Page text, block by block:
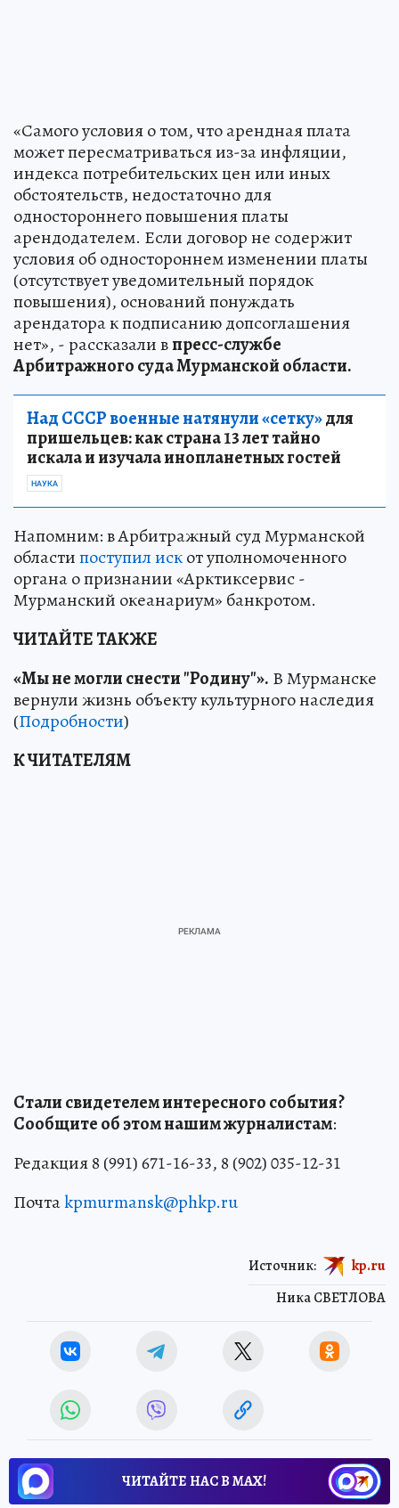
«Самого условия о том, что арендная плата
может пересматриваться из-за инфляции,
индекса потребительских цен или иных
обстоятельств, недостаточно для
одностороннего повышения платы
арендодателем. Если договор не содержит
условия об одностороннем изменении платы
(отсутствует уведомительный порядок
повышения), оснований понуждать
арендатора к подписанию допсоглашения
нет», - рассказали впресс-службе
Арбитражного суда Мурманской области.
Над СССР военные натянули «сетку»для
пришельцев: как страна 13 лет тайно
искала и изучала инопланетных гостей
НАУКА
Напомним: в Арбитражный суд Мурманской
областипоступил искот уполномоченного
органа о признании «Арктиксервис -
Мурманский океанариум» банкротом.
ЧИТАЙТЕ ТАКЖЕ
«Мы не могли снести "Родину"». В Мурманске
вернули жизнь объекту культурного наследия
(Подробности)
К ЧИТАТЕЛЯМ
Стали свидетелем интересного события?
Сообщите об этом нашим журналистам:
Редакция 8 (991) 671-16-33, 8 (902) 035-12-31
Почтаkpmurmansk@phkp.ru
Ника СВЕТЛОВА
Источник: kp.ru
ЧИТАЙТЕ НАС В МАХ!